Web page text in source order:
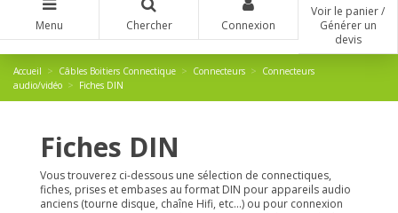
Menu Chercher Connexion
Voir le panier /
Générer un
devis
Accueil Câbles Boitiers Connectique Connecteurs
Connecteurs
audio/vidéo
Fiches DIN
Fiches DIN
Vous trouverez ci-dessous une sélection de connectiques,
fiches, prises et embases au format DIN pour appareils audio
anciens (tourne disque, chaîne Hifi, etc...) ou pour connexion